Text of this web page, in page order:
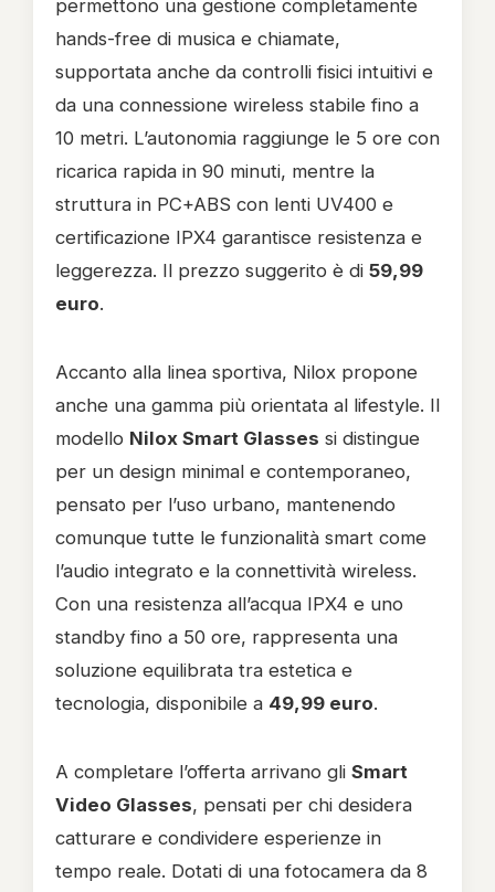
permettono una gestione completamente
hands-free di musica e chiamate,
supportata anche da controlli fisici intuitivi e
da una connessione wireless stabile fino a
10 metri. L’autonomia raggiunge le 5 ore con
ricarica rapida in 90 minuti, mentre la
struttura in PC+ABS con lenti UV400 e
certificazione IPX4 garantisce resistenza e
leggerezza. Il prezzo suggerito è di 59,99
euro.
Accanto alla linea sportiva, Nilox propone
anche una gamma più orientata al lifestyle. Il
modello Nilox Smart Glasses si distingue
per un design minimal e contemporaneo,
pensato per l’uso urbano, mantenendo
comunque tutte le funzionalità smart come
l’audio integrato e la connettività wireless.
Con una resistenza all’acqua IPX4 e uno
standby fino a 50 ore, rappresenta una
soluzione equilibrata tra estetica e
tecnologia, disponibile a 49,99 euro.
A completare l’offerta arrivano gli Smart
Video Glasses, pensati per chi desidera
catturare e condividere esperienze in
tempo reale. Dotati di una fotocamera da 8